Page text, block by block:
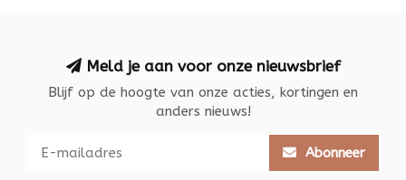
Meld je aan voor onze nieuwsbrief
Blijf op de hoogte van onze acties, kortingen en
anders nieuws!
Abonneer